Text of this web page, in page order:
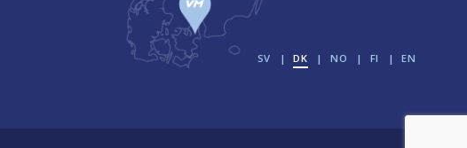
SV DK NO FI EN